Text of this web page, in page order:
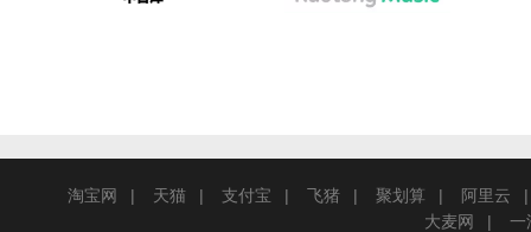
淘宝网 天猫 支付宝 飞猪 聚划算
阿里云
大麦网
一